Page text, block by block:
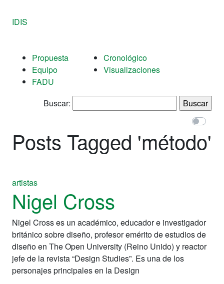
IDIS
Propuesta
Equipo
FADU
Cronológico
Visualizaciones
Buscar:
Posts Tagged 'método'
artistas
Nigel Cross
Nigel Cross es un académico, educador e investigador
británico sobre diseño, profesor emérito de estudios de
diseño en The Open University (Reino Unido) y reactor
jefe de la revista “Design Studies”. Es una de los
personajes principales en la Design